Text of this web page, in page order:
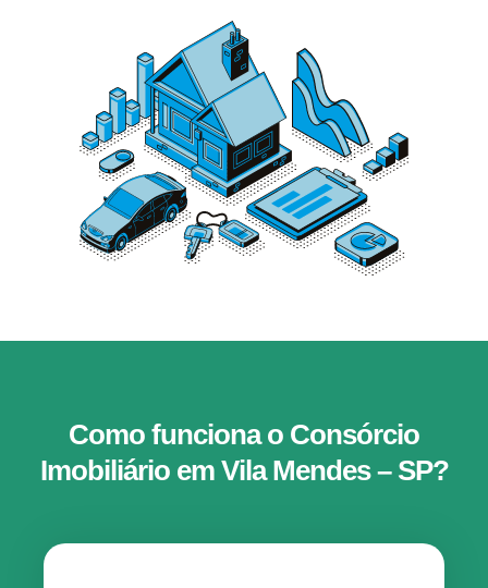
Como funciona o Consórcio
Imobiliário em Vila Mendes – SP?